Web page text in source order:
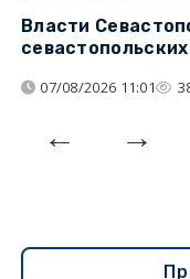
Власти
07/08/2026 11:01